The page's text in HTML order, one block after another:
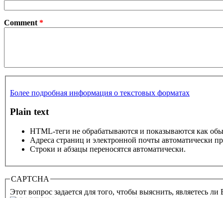
Comment *
Более подробная информация о текстовых форматах
Plain text
HTML-теги не обрабатываются и показываются как
Адреса страниц и электронной почты автоматически
Строки и абзацы переносятся автоматически.
CAPTCHA
Этот вопрос задается для того, чтобы выяснить, являетесь